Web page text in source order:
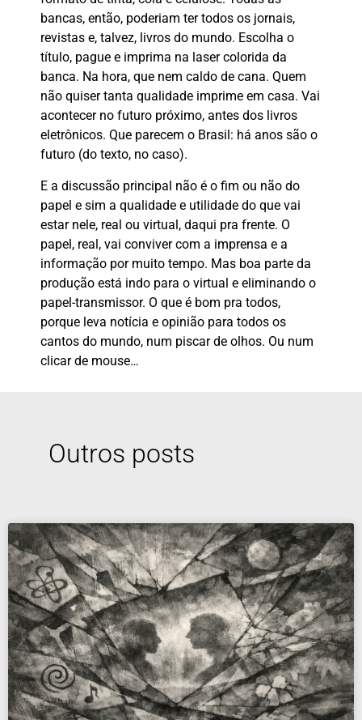
bancas, então, poderiam ter todos os jornais,
revistas e, talvez, livros do mundo. Escolha o
título, pague e imprima na laser colorida da
banca. Na hora, que nem caldo de cana. Quem
não quiser tanta qualidade imprime em casa. Vai
acontecer no futuro próximo, antes dos livros
eletrônicos. Que parecem o Brasil: há anos são o
futuro (do texto, no caso).
E a discussão principal não é o fim ou não do
papel e sim a qualidade e utilidade do que vai
estar nele, real ou virtual, daqui pra frente. O
papel, real, vai conviver com a imprensa e a
informação por muito tempo. Mas boa parte da
produção está indo para o virtual e eliminando o
papel-transmissor. O que é bom pra todos,
porque leva notícia e opinião para todos os
cantos do mundo, num piscar de olhos. Ou num
clicar de mouse…
Outros posts